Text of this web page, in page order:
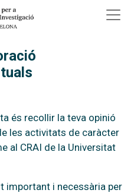
Vés al contingut
és recollir la teva opinió
les activitats de caràcter
al CRAI de la Universitat
important i necessària per